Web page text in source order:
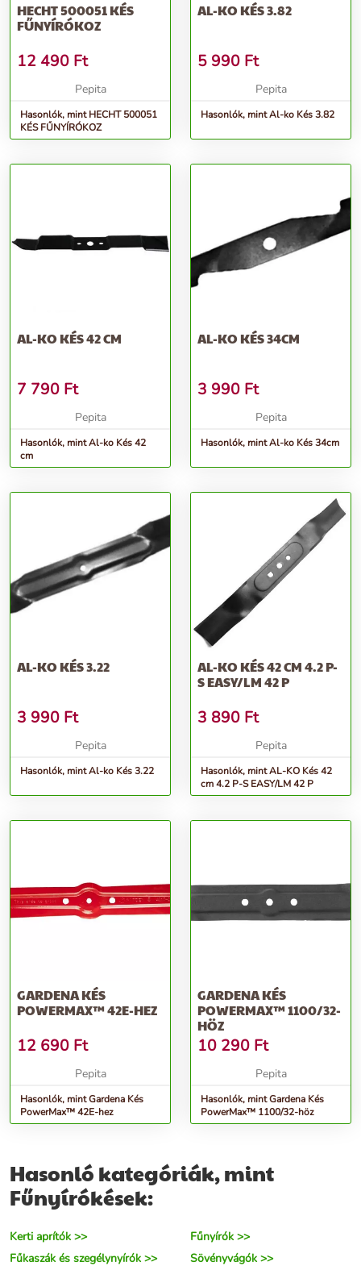
HECHT 500051 KÉS
FŰNYÍRÓKOZ
12 490 Ft
Pepita
Hasonlók, mint HECHT 500051
KÉS FŰNYÍRÓKOZ
AL-KO KÉS 3.82
5 990 Ft
Pepita
Hasonlók, mint Al-ko Kés 3.82
AL-KO KÉS 42 CM
7 790 Ft
Pepita
Hasonlók, mint Al-ko Kés 42
cm
AL-KO KÉS 34CM
3 990 Ft
Pepita
Hasonlók, mint Al-ko Kés 34cm
AL-KO KÉS 3.22
3 990 Ft
Pepita
Hasonlók, mint Al-ko Kés 3.22
AL-KO KÉS 42 CM 4.2 P-
S EASY/LM 42 P
3 890 Ft
Pepita
Hasonlók, mint AL-KO Kés 42
cm 4.2 P-S EASY/LM 42 P
GARDENA KÉS
POWERMAX™ 42E-HEZ
12 690 Ft
Pepita
Hasonlók, mint Gardena Kés
PowerMax™ 42E-hez
GARDENA KÉS
POWERMAX™ 1100/32-
HÖZ
10 290 Ft
Pepita
Hasonlók, mint Gardena Kés
PowerMax™ 1100/32-höz
Hasonló kategóriák, mint
Fűnyírókések:
Kerti aprítók >>
Fűnyírók >>
Fűkaszák és szegélynyírók >>
Sövényvágók >>